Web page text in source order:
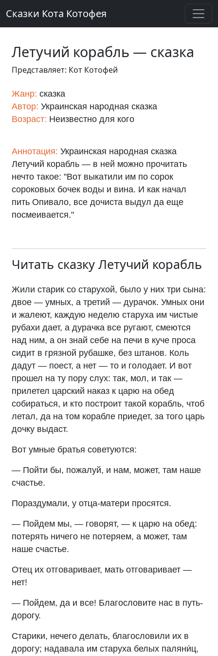
Сказки Кота Котофея
Летучий корабль — сказка
Представляет: Кот Котофей
Жанр: сказка
Автор: Украинская народная сказка
Возраст: Неизвестно для кого
Аннотация: Украинская народная сказка
Летучий корабль — в ней можно прочитать
нечто такое: "Вот выкатили им по сорок
сороковых бочек воды и вина. И как начал
пить Опивало, все дочиста выдул да еще
посмеивается."
Читать сказку Летучий корабль
Жили старик со старухой, было у них три сына:
двое — умных, а третий — дурачок. Умных они
и жалеют, каждую неделю старуха им чистые
рубахи дает, а дурачка все ругают, смеются
над ним, а он знай себе на печи в куче проса
сидит в грязной рубашке, без штанов. Коль
дадут — поест, а нет — то и голодает. И вот
прошел на ту пору слух: так, мол, и так —
прилетел царский наказ к царю на обед
собираться, и кто построит такой корабль, чтоб
летал, да на том корабле приедет, за того царь
дочку выдаст.
Вот умные братья советуются:
— Пойти бы, пожалуй, и нам, может, там наше
счастье.
Пораздумали, у отца-матери просятся.
— Пойдем мы, — говорят, — к царю на обед:
потерять ничего не потеряем, а может, там
наше счастье.
Отец их отговаривает, мать отговаривает —
нет!
— Пойдем, да и все! Благословите нас в путь-
дорогу.
Старики, нечего делать, благословили их в
дорогу; надавала им старуха белых паляни́ц,